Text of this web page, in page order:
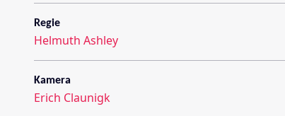
Regie
Helmuth Ashley
Kamera
Erich Claunigk